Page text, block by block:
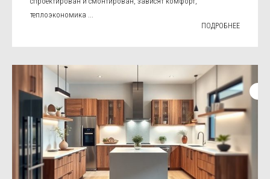
теплоэкономика ...
ПОДРОБНЕЕ